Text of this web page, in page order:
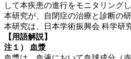
して本疾患の進行をモニタリング
本研究が、自閉症の治療と診断の
本研究は、日本学術振興会 科学研
【用語解説】
注１）
血漿